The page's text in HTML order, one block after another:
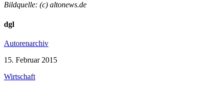
Bildquelle: (c) altonews.de
dgl
Autorenarchiv
15. Februar 2015
Wirtschaft